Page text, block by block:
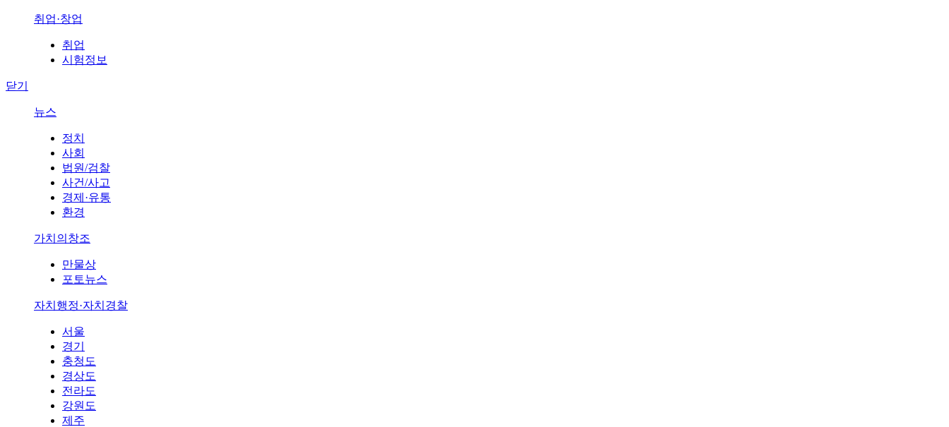
취업·창업
취업
시험정보
닫기
뉴스
정치
사회
법원/검찰
사건/사고
경제·유통
환경
가치의창조
만물상
포토뉴스
자치행정·자치경찰
서울
경기
충청도
경상도
전라도
강원도
제주